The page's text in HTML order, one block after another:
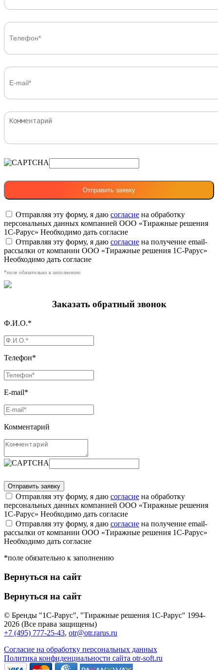
Отправляя эту форму, я даю согласие на обработку
персональных данных компанией ООО «Тиражные решения
1С-Рарус» Необходимо дать согласие
Отправляя эту форму, я даю согласие на получение email-
рассылки от компании ООО «Тиражные решения 1С-Рарус»
Необходимо дать согласие
*поле обязательно к заполнению
Заказать обратный звонок
Ф.И.О.*
Телефон*
E-mail*
Комментарий
Отправляя эту форму, я даю согласие на обработку
персональных данных компанией ООО «Тиражные решения
1С-Рарус» Необходимо дать согласие
Отправляя эту форму, я даю согласие на получение email-
рассылки от компании ООО «Тиражные решения 1С-Рарус»
Необходимо дать согласие
*поле обязательно к заполнению
Вернуться на сайт
Вернуться на сайт
© Бренды "1С-Рарус", "Тиражные решения 1С-Рарус" 1994-
2026 (Все права защищены)
+7 (495) 777-25-43, otr@otr.rarus.ru
Согласие на обработку персональных данных
Политика конфиденциальности сайта otr-soft.ru